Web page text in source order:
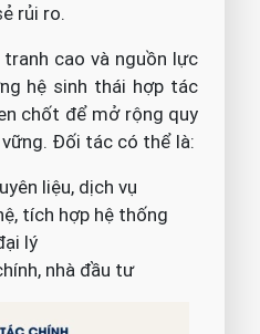
rủi ro.
cao và nguồn lực
hệ sinh thái hợp tác
chốt để mở rộng quy
Đối tác có thể là:
liệu, dịch vụ
tích hợp hệ thống
lý
nhà đầu tư